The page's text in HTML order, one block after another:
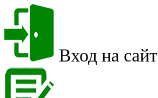
Вход на сайт